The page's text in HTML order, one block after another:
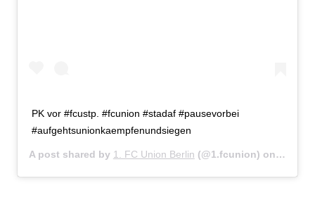
PK vor #fcustp. #fcunion #stadaf #pausevorbei
#aufgehtsunionkaempfenundsiegen
A post shared by 1. FC Union Berlin (@1.fcunion) on Oct 15,